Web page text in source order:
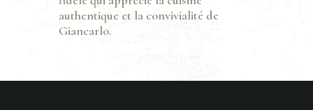
authentique et la convivialité de
Giancarlo.